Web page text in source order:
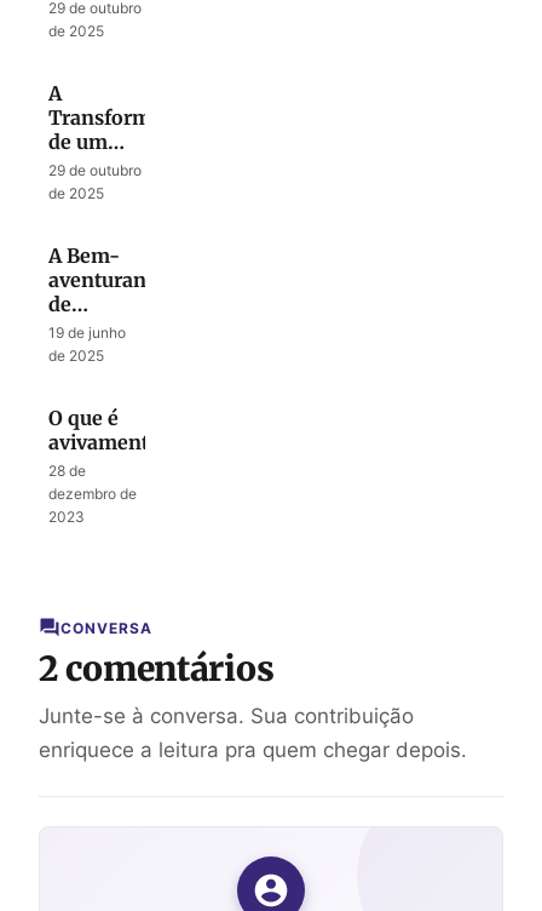
29 de outubro
de 2025
A
Transformação
de um
Fardo em
Canção
29 de outubro
de 2025
A Bem-
aventurança
de
Perseverar
durante a
19 de junho
de 2025
O que é
avivamento?
28 de
dezembro de
2023
CONVERSA
2 comentários
Junte-se à conversa. Sua contribuição
enriquece a leitura pra quem chegar depois.